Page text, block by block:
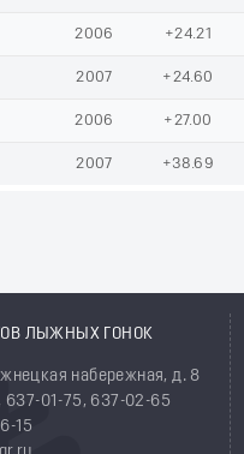
2006 +24.21
2007 +24.60
2006 +27.00
2007 +38.69
ЛЫЖНЫХ ГОНОК
набережная, д. 8
637-01-75, 637-02-65
15